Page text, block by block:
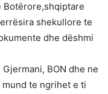
Botërore,shqiptare
shekullore te
dhe dëshmi
BON dhe ne
te ngrihet e ti